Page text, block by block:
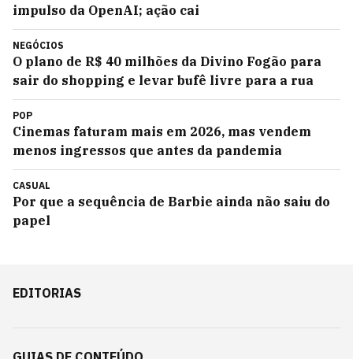
impulso da OpenAI; ação cai
NEGÓCIOS
O plano de R$ 40 milhões da Divino Fogão para
sair do shopping e levar bufê livre para a rua
POP
Cinemas faturam mais em 2026, mas vendem
menos ingressos que antes da pandemia
CASUAL
Por que a sequência de Barbie ainda não saiu do
papel
EDITORIAS